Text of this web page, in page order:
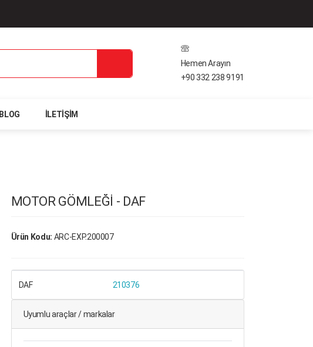
Hemen Arayın
+90 332 238 9191
BLOG İLETIŞIM
MOTOR GÖMLEĞİ - DAF
Ürün Kodu: ARC-EXP.200007
DAF 210376
Uyumlu araçlar / markalar